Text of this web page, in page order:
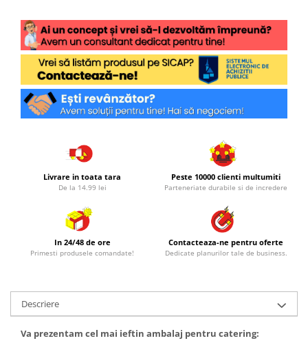
Livrare in toata tara
De la 14.99 lei
Peste 10000 clienti multumiti
Parteneriate durabile si de incredere
In 24/48 de ore
Primesti produsele comandate!
Contacteaza-ne pentru oferte
Dedicate planurilor tale de business.
Descriere
Va prezentam cel mai ieftin ambalaj pentru catering: